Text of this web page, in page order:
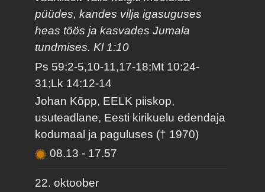
püüdes, kandes vilja igasuguses
heas töös ja kasvades Jumala
tundmises. Kl 1:10
Ps 59:2-5,10-11,17-18;Mt 10:24-
31;Lk 14:12-14
Johan Kõpp, EELK piiskop,
usuteadlane, Eesti kirikuelu edendaja
kodumaal ja paguluses († 1970)
08.13- 17.57
22. oktoober